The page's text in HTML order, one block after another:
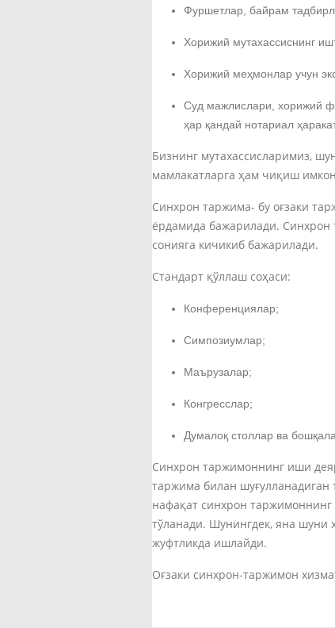
Фуршетлар, байрам
Хорижий мутахассиснинг
Хорижий меҳмонлар учун
Суд мажлислари, хорижий
ҳар қандай нотариал
Бизнинг мутахассисларимиз,
мамлакатларга ҳам чиқиш
Синхрон таржима- бу оғзаки
ёрдамида бажарилади.
сонияга кичикиб бажарилади.
Стандарт қўллаш соҳаси:
Конференциялар;
Симпозиумлар;
Маърузалар;
Конгресслар;
Думалоқ столлар ва
Синхрон таржимоннинг иши
таржима билан
нафақат синхрон таржимоннинг
тўланади. Шунингдек, яна шуни
жуфтликда ишлайди.
Оғзаки синхрон-таржимон